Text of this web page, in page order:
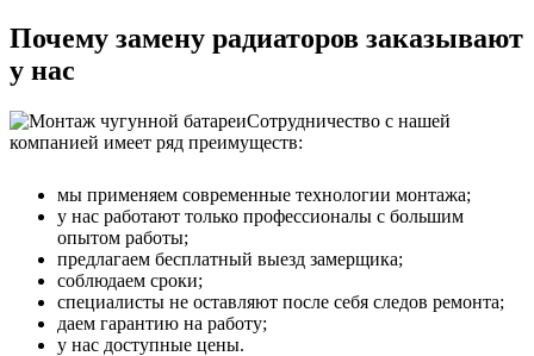
Почему замену радиаторов заказывают
у нас
Сотрудничество с нашей
компанией имеет ряд преимуществ:
мы применяем современные технологии монтажа;
у нас работают только профессионалы с большим
опытом работы;
предлагаем бесплатный выезд замерщика;
соблюдаем сроки;
специалисты не оставляют после себя следов ремонта;
даем гарантию на работу;
у нас доступные цены.